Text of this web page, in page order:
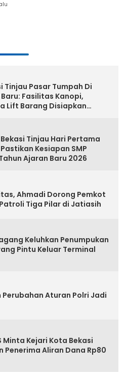
Tinjau Pasar Tumpah Di
Fasilitas Kanopi,
Lift Barang Disiapkan
Tinjau Hari Pertama
Kesiapan SMP
Ajaran Baru 2026
Ahmadi Dorong Pemkot
Tiga Pilar di Jatiasih
Keluhkan Penumpukan
Pintu Keluar Terminal
Perubahan Aturan Polri Jadi
Minta Kejari Kota Bekasi
Penerima Aliran Dana Rp80